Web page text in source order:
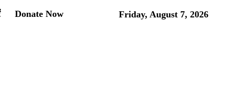
Friday, August 7, 2026
Donate Now